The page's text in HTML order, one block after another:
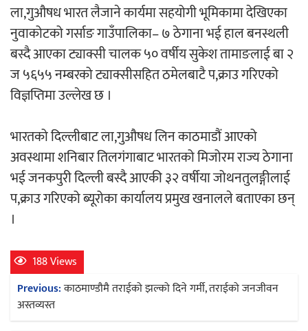
ला,गुऔषध भारत लैजाने कार्यमा सहयोगी भूमिकामा देखिएका
नुवाकोटको गर्साङ गाउँपालिका– ७ ठेगाना भई हाल बनस्थली
बस्दै आएका ट्याक्सी चालक ५० वर्षीय सुकेश तामाङलाई बा २
ज ५६५५ नम्बरको ट्याक्सीसहित ठमेलबाटै प,क्राउ गरिएको
विज्ञप्तिमा उल्लेख छ ।
भारतको दिल्लीबाट ला,गुऔषध लिन काठमाडौं आएको
अवस्थामा शनिबार तिलगंगाबाट भारतको मिजोरम राज्य ठेगाना
भई जनकपुरी दिल्ली बस्दै आएकी ३२ वर्षीया जोथनतुलङ्गीलाई
प,क्राउ गरिएको ब्यूरोका कार्यालय प्रमुख खनालले बताएका छन्
।
188 Views
Post
navigation
Previous:काठमाण्डौमै तराईको झल्को दिने गर्मी, तराईको जनजीवन
अस्तव्यस्त